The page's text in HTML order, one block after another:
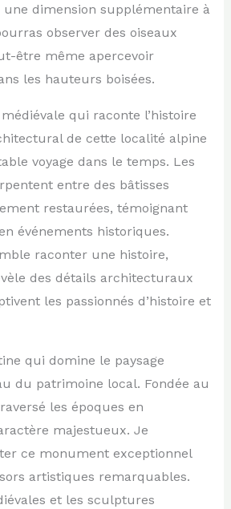
une dimension supplémentaire à
observer des oiseaux
être même apercevoir
les hauteurs boisées.
qui raconte l’histoire
de cette localité alpine
voyage dans le temps. Les
entre des bâtisses
restaurées, témoignant
événements historiques.
raconter une histoire,
des détails architecturaux
les passionnés d’histoire et
qui domine le paysage
du patrimoine local. Fondée au
les époques en
majestueux. Je
ce monument exceptionnel
artistiques remarquables.
et les sculptures